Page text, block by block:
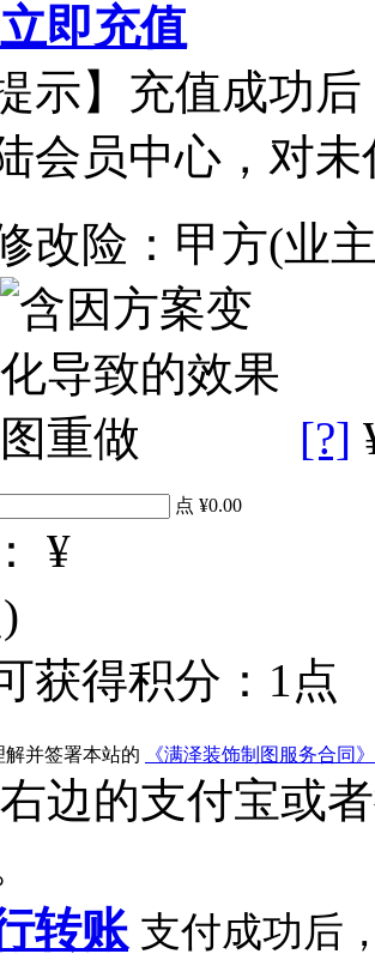
立即充值
示】充值成功后
会员中心，对
改险：甲方(业
[?]
点 ¥0.00
¥
获得积分： 1 点
并签署本站的 《满泽装饰制图服务合同》
边的支付宝或
转账 支付成功后